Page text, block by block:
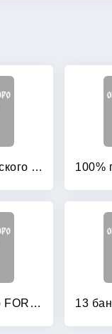
100% практического бюджетирования: Книга 1: Бюджетирование как инструмент управления
101 вопрос про FOREX